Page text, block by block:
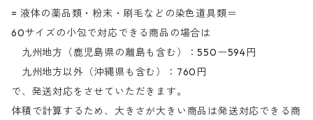
= 液体の薬品類・粉末・刷毛などの染色道具類＝
60サイズの小包で対応できる商品の場合は
九州地方（鹿児島県の離島も含む）：550ー594円
九州地方以外（沖縄県も含む）：760円
で、発送対応をさせていただきます。
体積で計算するため、大きさが大きい商品は発送対応できる商